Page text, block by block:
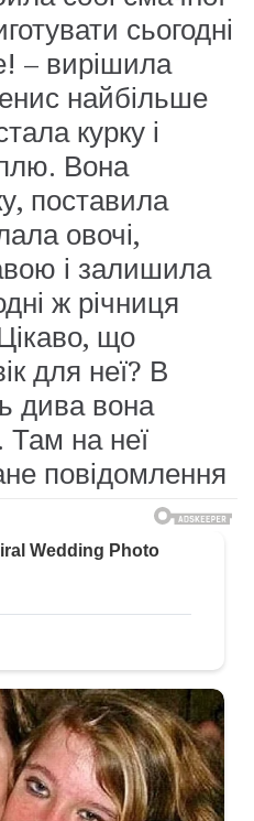
сьогодні
– вирішила
найбільше
курку і
Вона
поставила
овочі,
і залишила
ж річниця
що
для неї? В
дива вона
Там на неї
повідомлення